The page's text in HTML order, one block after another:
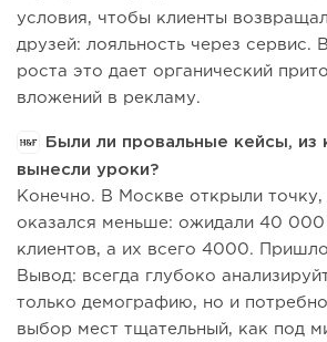
условия, чтобы клиенты
друзей: лояльность через сервис.
роста это дает органический
вложений в рекламу.
Были ли провальные кейсы, из
вынесли уроки?
Конечно. В Москве открыли
оказался меньше: ожидали 40 000
клиентов, а их всего 4000.
Вывод: всегда глубоко
только демографию, но и
выбор мест тщательный, как под